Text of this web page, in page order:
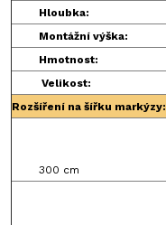
Hloubka:
Montážní výška:
Hmotnost:
Velikost:
Rozšíření na šířku markýzy:
300 cm